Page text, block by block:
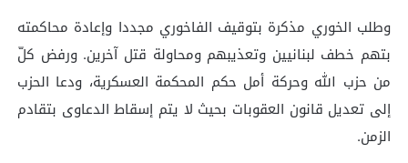
وطلب الخوري مذكرة بتوقيف الفاخوري مجددا وإعادة محاكمته
بتهم خطف لبنانيين وتعذيبهم ومحاولة قتل آخرين. ورفض كلّ
من حزب الله وحركة أمل حكم المحكمة العسكرية، ودعا الحزب
إلى تعديل قانون العقوبات بحيث لا يتم إسقاط الدعاوى بتقادم
الزمن.